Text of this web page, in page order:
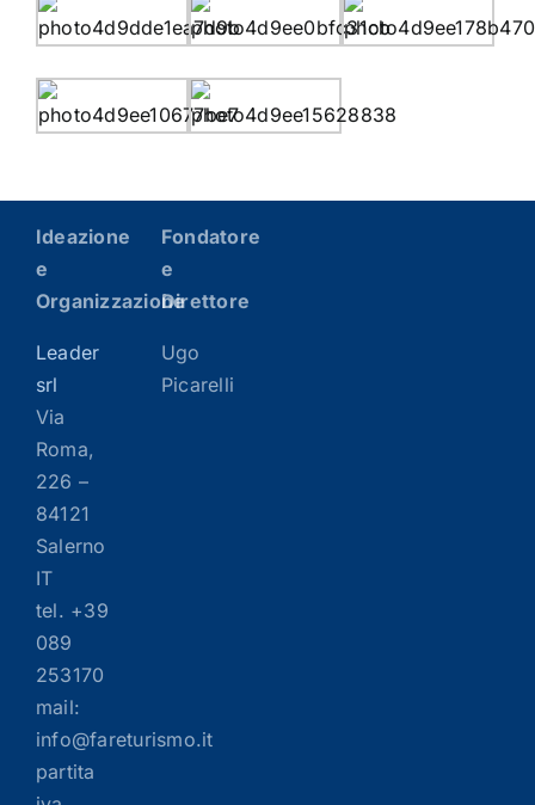
Ideazione
e
Organizzazione
Leader
srl
Via
Roma,
226 –
84121
Salerno
IT
tel. +39
089
253170
mail:
info@fareturismo.it
partita
Fondatore
e
Direttore
Ugo
Picarelli